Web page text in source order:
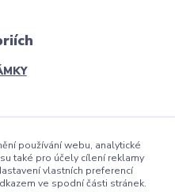
používání webu, analytické
také pro účely cílení reklamy
vlastních preferencí
ve spodní části stránek.